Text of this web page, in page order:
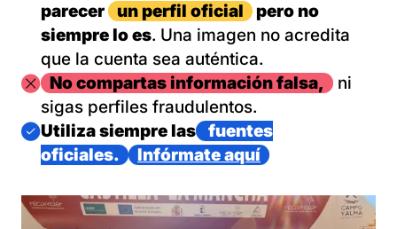
parecer
un perfil oficial
pero no
siempre lo es. Una imagen no acredita
que la cuenta sea auténtica.
ImagenNo compartas información falsa,
ni
sigas perfiles fraudulentos.
Imagen
Utiliza siempre las
fuentes
oficiales.
Infórmate aquí